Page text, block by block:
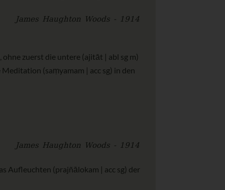
James Haughton Woods - 1914
zuerst die untere (ajitāt | abl sg m)
(saṃyamam | acc sg) in den
James Haughton Woods - 1914
Aufleuchten (prajñālokam | acc sg) der